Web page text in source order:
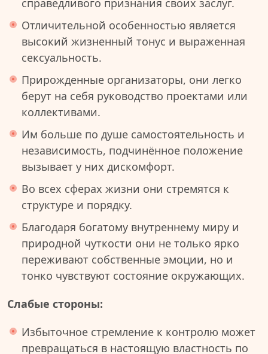
справедливого признания своих заслуг.
Отличительной особенностью является
высокий жизненный тонус и выраженная
сексуальность.
Прирожденные организаторы, они легко
берут на себя руководство проектами или
коллективами.
Им больше по душе самостоятельность и
независимость, подчинённое положение
вызывает у них дискомфорт.
Во всех сферах жизни они стремятся к
структуре и порядку.
Благодаря богатому внутреннему миру и
природной чуткости они не только ярко
переживают собственные эмоции, но и
тонко чувствуют состояние окружающих.
Слабые стороны:
Избыточное стремление к контролю может
превращаться в настоящую властность по